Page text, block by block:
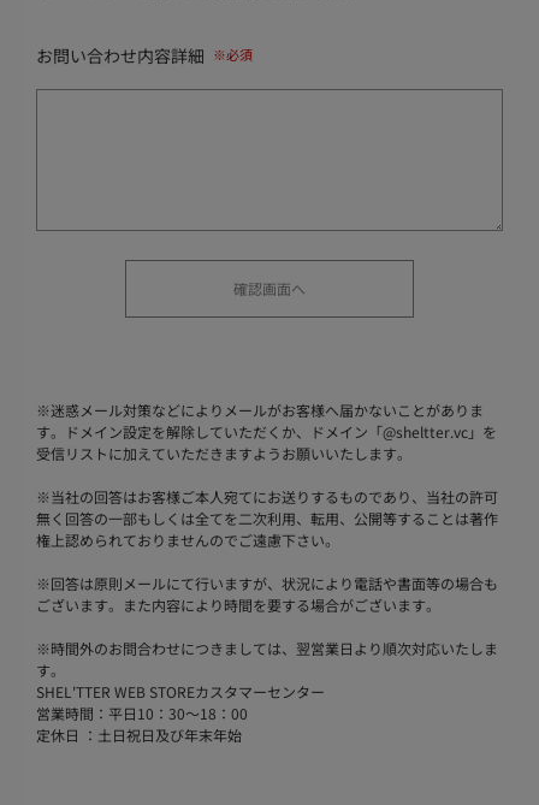
お問い合わせ内容詳細
※迷惑メール対策などによりメールがお客様へ届かないことがありま
す。ドメイン設定を解除していただくか、ドメイン「@sheltter.vc」を
受信リストに加えていただきますようお願いいたします。
※当社の回答はお客様ご本人宛てにお送りするものであり、当社の許可
無く回答の一部もしくは全てを二次利用、転用、公開等することは著作
権上認められておりませんのでご遠慮下さい。
※回答は原則メールにて行いますが、状況により電話や書面等の場合も
ございます。また内容により時間を要する場合がございます。
※時間外のお問合わせにつきましては、翌営業日より順次対応いたしま
す。
SHEL'TTER WEB STOREカスタマーセンター
営業時間：平日10：30～18：00
定休日 ：土日祝日及び年末年始